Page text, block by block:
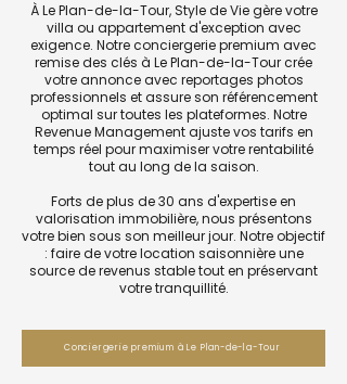
À Le Plan-de-la-Tour, Style de Vie gère votre
villa ou appartement d'exception avec
exigence. Notre conciergerie premium avec
remise des clés à Le Plan-de-la-Tour crée
votre annonce avec reportages photos
professionnels et assure son référencement
optimal sur toutes les plateformes. Notre
Revenue Management ajuste vos tarifs en
temps réel pour maximiser votre rentabilité
tout au long de la saison.
Forts de plus de 30 ans d'expertise en
valorisation immobilière, nous présentons
votre bien sous son meilleur jour. Notre objectif
: faire de votre location saisonnière une
source de revenus stable tout en préservant
votre tranquillité.
Conciergerie premium à Le Plan-de-la-Tour